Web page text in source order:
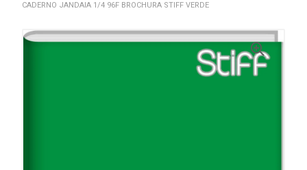
CADERNO JANDAIA 1/4 96F BROCHURA STIFF VERDE